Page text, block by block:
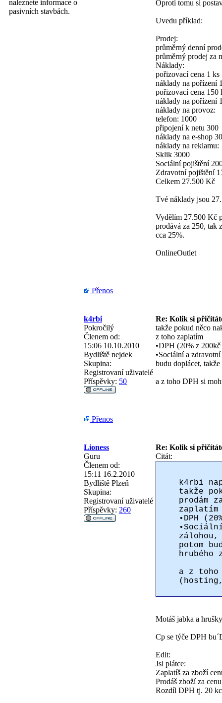
naleznete informace o
pasivních stavbách.
Oproti tomu si
Uvedu příklad:
Prodej:
průměrný denní
průměrný prodej za
Náklady:
pořizovací cena 1 ks
náklady na pořízení
pořizovací cena 150
náklady na pořízení
náklady na provoz:
telefon: 1000
připojení k netu 300
náklady na e-shop
náklady na reklamu:
Sklik 3000
Sociální pojištění
Zdravotní pojištění
Celkem 27.500 Kč
Tvé náklady jsou
Vydělím 27.500 Kč
prodává za 250, tak
cca 25%.
OnlineOutlet
Přenos
k4rbi
Re: Kolik si
Pokročilý
Členem od:
15:06 10.10.2010
Bydliště nejdek
Skupina:
Registrovaní uživatelé
Příspěvky: 50
takže pokud něco
z toho zaplatím
•DPH (20% z
•Sociální a
budu doplácet,
a z toho DPH si
Přenos
Lioness
Re: Kolik si
Guru
Členem od:
15:11 16.2.2010
Bydliště Plzeň
Skupina:
Registrovaní uživatelé
Příspěvky: 260
Citát:
k4rbi
takže
prodám
zaplatím
•DPH
potom
hrubého
a z toho
Motáš jabka a
Cp se týče DPH
Edit:
Jsi plátce:
Zaplatíš za zboží
Prodáš zboží za
Rozdíl DPH tj. 20 kc